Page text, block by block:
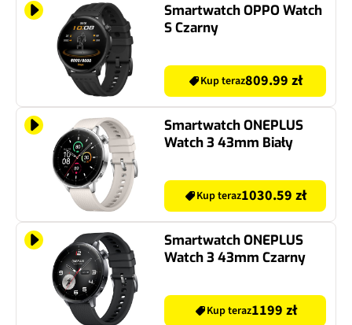
Smartwatch OPPO Watch
S Czarny
Kup teraz809.99 zł
Smartwatch ONEPLUS
Watch 3 43mm Biały
Kup teraz1030.59 zł
Smartwatch ONEPLUS
Watch 3 43mm Czarny
Kup teraz1199 zł